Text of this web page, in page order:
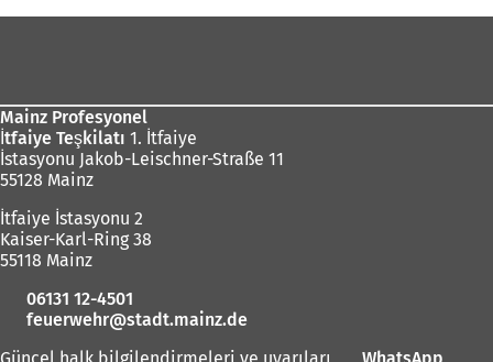
Mainz Profesyonel
İtfaiye Teşkilatı 1. İtfaiye
İstasyonu Jakob-Leischner-Straße 11
55128 Mainz
İtfaiye İstasyonu 2
Kaiser-Karl-Ring 38
55118 Mainz
06131 12-4501
feuerwehr
stadt.mainz de